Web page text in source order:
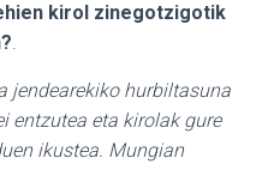
kirol zinegotzigotik
.
jendearekiko hurbiltasuna
entzutea eta kirolak gure
ikustea. Mungian